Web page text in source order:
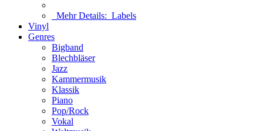
Mehr Details: Labels
Vinyl
Genres
Bigband
Blechbläser
Jazz
Kammermusik
Klassik
Piano
Pop/Rock
Vokal